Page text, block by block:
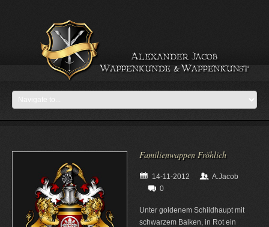
Familienwappen Fröhlich
14-11-2012
A.Jacob
0
Unter goldenem Schildhaupt mit
schwarzem Balken, in Rot ein